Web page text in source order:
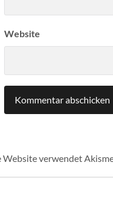
Website
Website verwendet